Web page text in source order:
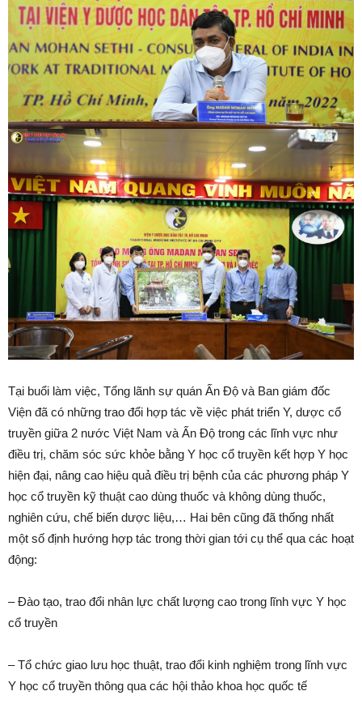
Tại buổi làm việc, Tổng lãnh sự quán Ấn Độ và Ban giám đốc
Viện đã có những trao đổi hợp tác về việc phát triển Y, dược cổ
truyền giữa 2 nước Việt Nam và Ấn Độ trong các lĩnh vực như
điều trị, chăm sóc sức khỏe bằng Y học cổ truyền kết hợp Y học
hiện đại, nâng cao hiệu quả điều trị bệnh của các phương pháp Y
học cổ truyền kỹ thuật cao dùng thuốc và không dùng thuốc,
nghiên cứu, chế biến dược liệu,… Hai bên cũng đã thống nhất
một số định hướng hợp tác trong thời gian tới cụ thể qua các hoạt
động:
– Đào tạo, trao đổi nhân lực chất lượng cao trong lĩnh vực Y học
cổ truyền
– Tổ chức giao lưu học thuật, trao đổi kinh nghiệm trong lĩnh vực
Y học cổ truyền thông qua các hội thảo khoa học quốc tế